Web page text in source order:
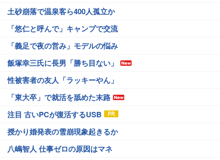
土砂崩落で温泉客ら400人孤立か
「悠仁と呼んで」キャンプで交流
「義足で夜の営み」モデルの悩み
飯塚幸三氏に長男「勝ち目ない」
性被害者の友人「ラッキーやん」
「東大卒」で就活を舐めた末路
注目 古いPCが復活するUSB
授かり婚発表の雪崩現象起きるか
八嶋智人 仕事ゼロの原因はマネ